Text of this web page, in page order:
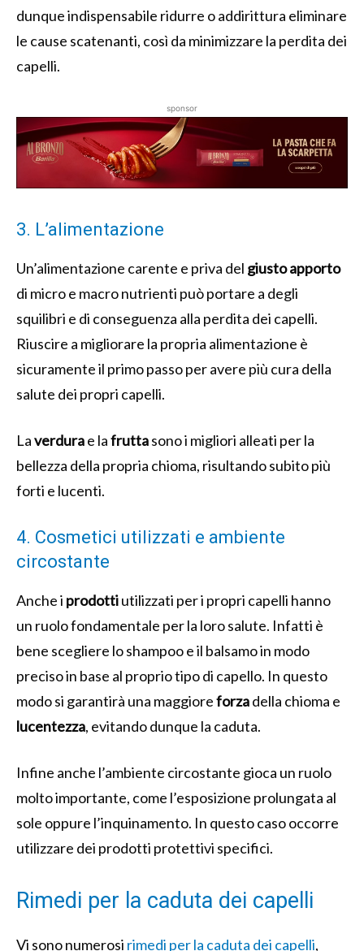
dunque indispensabile ridurre o addirittura eliminare
le cause scatenanti, così da minimizzare la perdita dei
capelli.
sponsor
3. L’alimentazione
Un’alimentazione carente e priva del giusto apporto
di micro e macro nutrienti può portare a degli
squilibri e di conseguenza alla perdita dei capelli.
Riuscire a migliorare la propria alimentazione è
sicuramente il primo passo per avere più cura della
salute dei propri capelli.
Laverdurae lafruttasono i migliori alleati per la
bellezza della propria chioma, risultando subito più
forti e lucenti.
4. Cosmetici utilizzati e ambiente
circostante
Anche i prodottiutilizzati per i propri capelli hanno
un ruolo fondamentale per la loro salute. Infatti è
bene scegliere lo shampoo e il balsamo in modo
preciso in base al proprio tipo di capello. In questo
modo si garantirà una maggioreforzadella chioma e
lucentezza, evitando dunque la caduta.
Infine anche l’ambiente circostante gioca un ruolo
molto importante, come l’esposizione prolungata al
sole oppure l’inquinamento. In questo caso occorre
utilizzare dei prodotti protettivi specifici.
Rimedi per la caduta dei capelli
Vi sono numerosi rimedi per la caduta dei capelli,